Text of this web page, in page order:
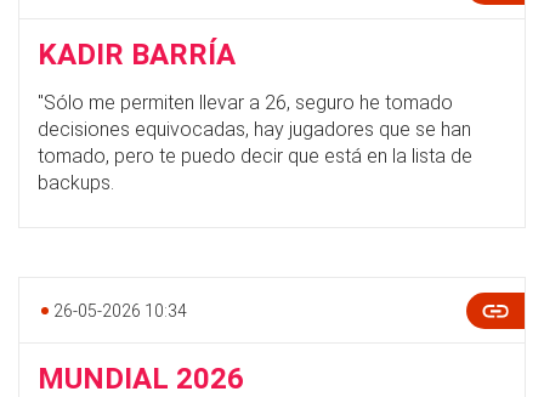
KADIR BARRÍA
"Sólo me permiten llevar a 26, seguro he tomado
decisiones equivocadas, hay jugadores que se han
tomado, pero te puedo decir que está en la lista de
backups.
26-05-2026 10:34
MUNDIAL 2026